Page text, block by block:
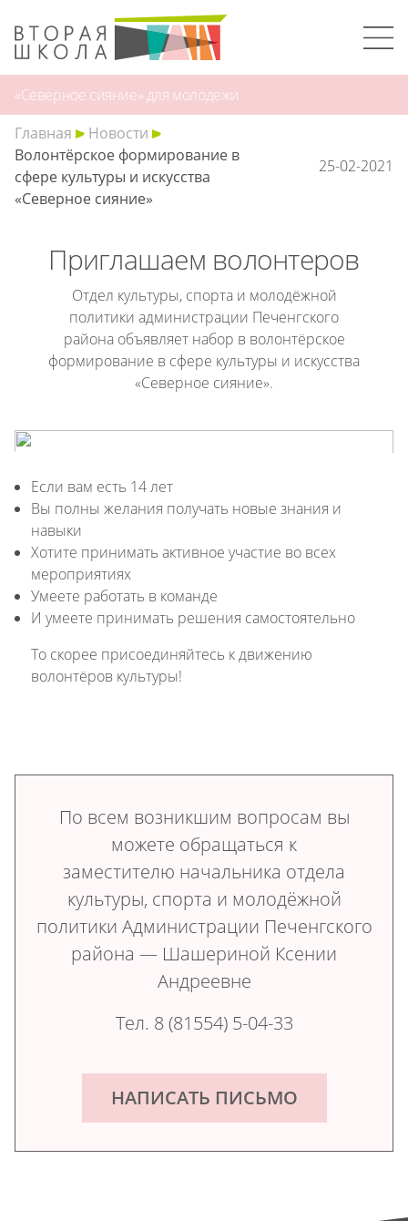
«Северное сияние» для молодежи
Главная
Новости
Волонтёрское формирование в
сфере культуры и искусства
«Северное сияние»
25-02-2021
Приглашаем волонтеров
Отдел культуры, спорта и молодёжной
политики администрации Печенгского
района объявляет набор в волонтёрское
формирование в сфере культуры и искусства
«Северное сияние».
Если вам есть 14 лет
Вы полны желания получать новые знания и
навыки
Хотите принимать активное участие во всех
мероприятиях
Умеете работать в команде
И умеете принимать решения самостоятельно
То скорее присоединяйтесь к движению
волонтёров культуры!
​​​​​​​По всем возникшим вопросам вы
можете обращаться к
заместителю начальника отдела
культуры, спорта и молодёжной
политики Администрации Печенгского
района — Шашериной Ксении
Андреевне
Тел. 8 (81554) 5-04-33
НАПИСАТЬ ПИСЬМО